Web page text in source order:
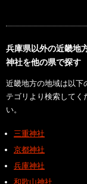
兵庫県以外の近畿地
神社を他の県で探す
近畿地方の地域は以下
テゴリより検索してく
い。
三重神社
京都神社
兵庫神社
和歌山神社